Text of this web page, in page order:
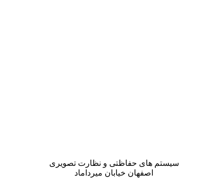
سیستم های حفاظتی و نظارت تصویری
اصفهان خیابان میرداماد